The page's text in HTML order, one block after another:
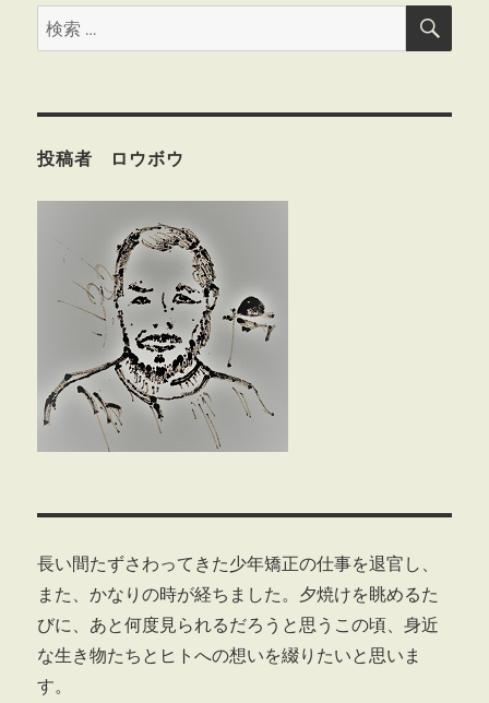
検
索:
検
投稿者 ロウボウ
長い間たずさわってきた少年矯正の仕事を退官し、
また、かなりの時が経ちました。夕焼けを眺めるた
びに、あと何度見られるだろうと思うこの頃、身近
な生き物たちとヒトへの想いを綴りたいと思いま
す。